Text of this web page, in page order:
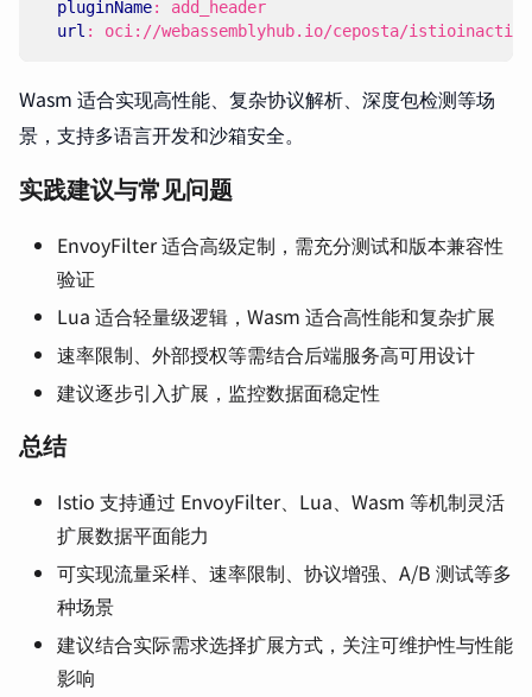
pluginName:
add_header
url : oci://webassemblyhub.io/ceposta/
Wasm 适合实现高性能、复杂协议解析、深度包检测等场
景，支持多语言开发和沙箱安全。
实践建议与常见问题
EnvoyFilter 适合高级定制，需充分测试和版本兼容性
验证
Lua 适合轻量级逻辑，Wasm 适合高性能和复杂扩展
速率限制、外部授权等需结合后端服务高可用设计
建议逐步引入扩展，监控数据面稳定性
总结
Istio 支持通过 EnvoyFilter、Lua、Wasm 等机制灵活
扩展数据平面能力
可实现流量采样、速率限制、协议增强、A/B 测试等多
种场景
建议结合实际需求选择扩展方式，关注可维护性与性能
影响